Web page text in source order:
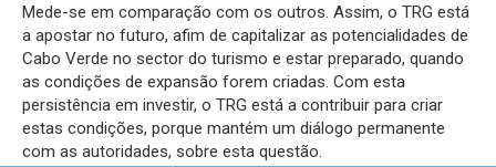
Mede-se em comparação com os outros. Assim, o TRG está
a apostar no futuro, afim de capitalizar as potencialidades de
Cabo Verde no sector do turismo e estar preparado, quando
as condições de expansão forem criadas. Com esta
persistência em investir, o TRG está a contribuir para criar
estas condições, porque mantém um diálogo permanente
com as autoridades, sobre esta questão.